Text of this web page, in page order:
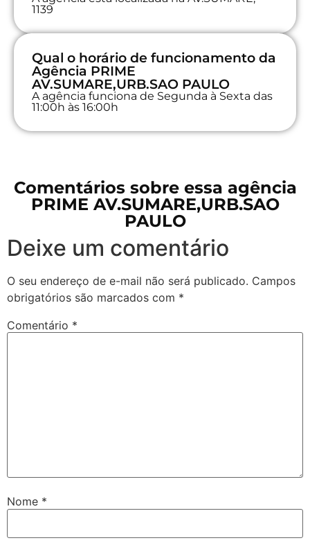
1139
Qual o horário de funcionamento da
Agência PRIME
AV.SUMARE,URB.SAO PAULO
A agência funciona de Segunda à Sexta das
11:00h às 16:00h
Comentários sobre essa agência
PRIME AV.SUMARE,URB.SAO
PAULO
Deixe um comentário
O seu endereço de e-mail não será publicado. Campos
obrigatórios são marcados com *
Comentário *
Nome *